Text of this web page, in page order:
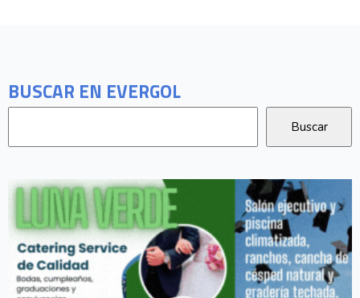
BUSCAR EN EVERGOL